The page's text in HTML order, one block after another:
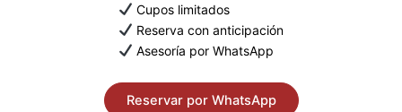
Cupos limitados
Reserva con anticipación
Asesoría por WhatsApp
Reservar por WhatsApp